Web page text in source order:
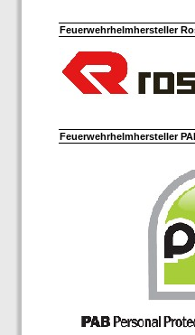
Feuerwehrhelmhersteller
Feuerwehrhelmhersteller